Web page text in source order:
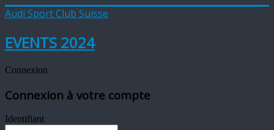
Audi Sport Club Suisse
EVENTS 2024
Connexion
Connexion à votre compte
Identifiant